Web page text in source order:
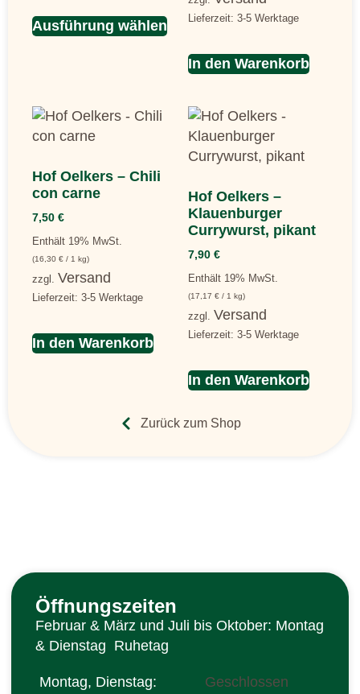
Ausführung wählen Lieferzeit: 3-5 Werktage
In den Warenkorb
Hof Oelkers – Chili
con carne
7,50 €
Enthält 19% MwSt.
(16,30 € / 1 kg)
zzgl. Versand
Lieferzeit: 3-5 Werktage
In den Warenkorb
Hof Oelkers –
Klauenburger
Currywurst, pikant
7,90 €
Enthält 19% MwSt.
(17,17 € / 1 kg)
zzgl. Versand
Lieferzeit: 3-5 Werktage
In den Warenkorb
Zurück zum Shop
Öffnungszeiten
Februar & März und Juli bis Oktober: Montag
& Dienstag Ruhetag
Montag, Dienstag:
Geschlossen